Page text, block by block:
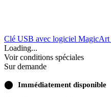
Clé USB avec logiciel MagicArt
Loading...
Voir conditions spéciales
Sur demande
⬤ Immédiatement disponible